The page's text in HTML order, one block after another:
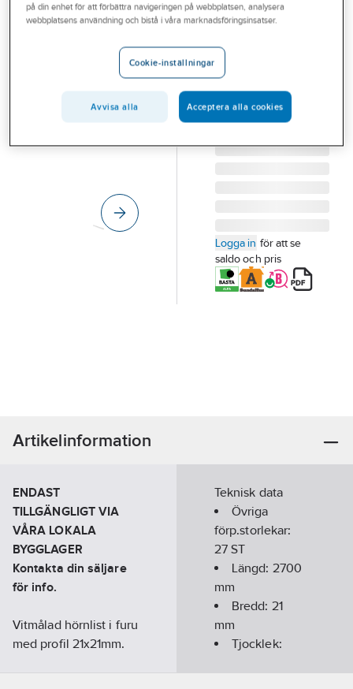
Branscher
Hörnlist Furu
21X21MM Vit
HÖRNLIST 21X21
MM VIT 0502-Y
L:2700 MM
Artikelnummer:
Logga in för att se
saldo och pris
Artikelinformation
ENDAST
TILLGÄNGLIGT VIA
VÅRA LOKALA
BYGGLAGER
Kontakta din säljare
för info.
Vitmålad hörnlist i furu
med profil 21x21mm.
Teknisk data
Övriga
förp.storlekar:
27 ST
Längd: 2700
mm
Bredd: 21
mm
Tjocklek:
på din enhet för att förbättra navigeringen på webbplatsen, analysera
webbplatsens användning och bistå i våra marknadsföringsinsatser.
Cookie-inställningar
Avvisa alla Acceptera alla cookies